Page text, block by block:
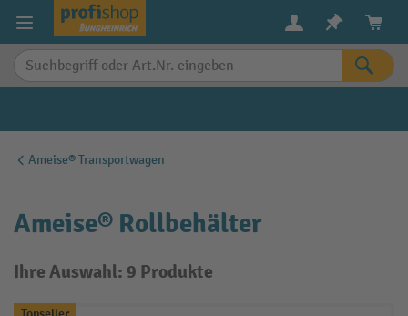
springen
Ameise® Transportwagen
Ameise® Rollbehälter
Ihre Auswahl: 9 Produkte